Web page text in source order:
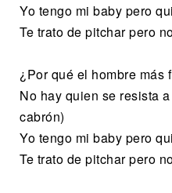
Yo tengo mi baby pero
Te trato de pitchar pero
¿Por qué el hombre más
No hay quien se resista
cabrón)
Yo tengo mi baby pero
Te trato de pitchar pero